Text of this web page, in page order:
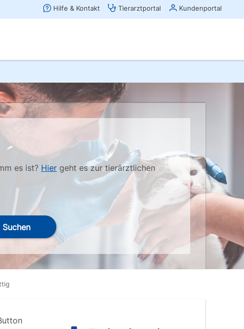
es ist? Hier geht es zur tierärztlichen
Suchen